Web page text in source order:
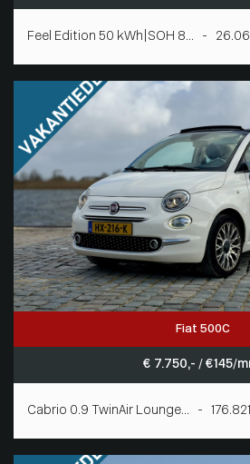
Feel Edition 50 kWh|SOH 8... -
Fiat 500C
€ 7.750,- / € 145/
Cabrio 0.9 TwinAir Lounge... -